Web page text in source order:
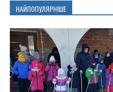
НАЙПОПУЛЯРНІШЕ